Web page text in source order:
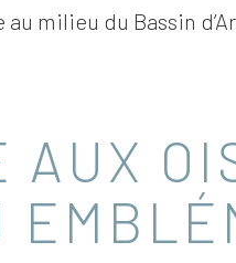
au milieu du Bassin
AUX